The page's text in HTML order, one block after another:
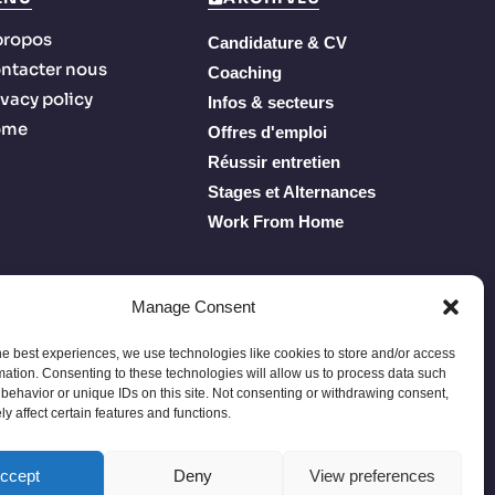
Manage Consent
best experiences, we use technologies like cookies to store and/or access
Consenting to these technologies will allow us to process data such
or unique IDs on this site. Not consenting or withdrawing consent,
affect certain features and functions.
Deny View preferences
nous
policy
Candidature & CV
Coaching
Infos & secteurs
Offres d'emploi
Réussir entretien
Stages et Alternances
Work From Home
Privacy PolicyTerms of Service